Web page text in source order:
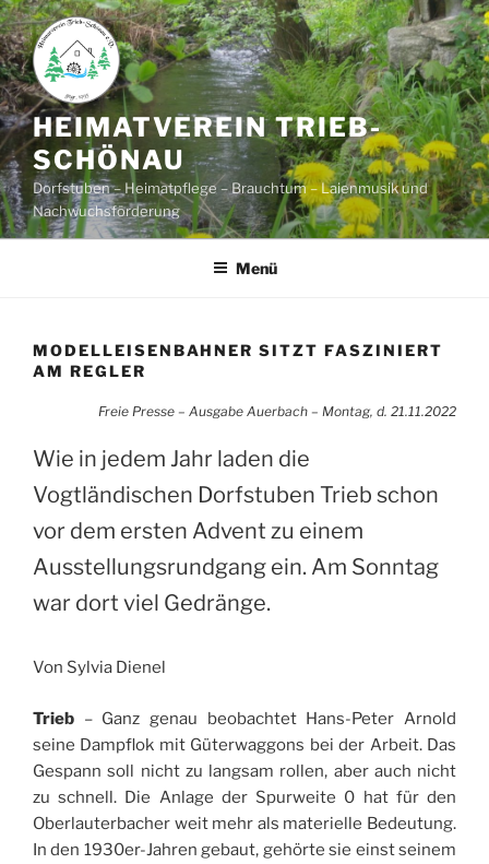
Zum
Inhalt
springen
HEIMATVEREIN TRIEB-
SCHÖNAU
Dorfstuben – Heimatpflege – Brauchtum – Laienmusik und
Nachwuchsförderung
Menü
MODELLEISENBAHNER SITZT FASZINIERT
AM REGLER
Freie Presse – Ausgabe Auerbach – Montag, d. 21.11.2022
Wie in jedem Jahr laden die
Vogtländischen Dorfstuben Trieb schon
vor dem ersten Advent zu einem
Ausstellungsrundgang ein. Am Sonntag
war dort viel Gedränge.
Von Sylvia Dienel
Trieb – Ganz genau beobachtet Hans-Peter Arnold
seine Dampflok mit Güterwaggons bei der Arbeit. Das
Gespann soll nicht zu langsam rollen, aber auch nicht
zu schnell. Die Anlage der Spurweite 0 hat für den
Oberlauterbacher weit mehr als materielle Bedeutung.
In den 1930er-Jahren gebaut, gehörte sie einst seinem